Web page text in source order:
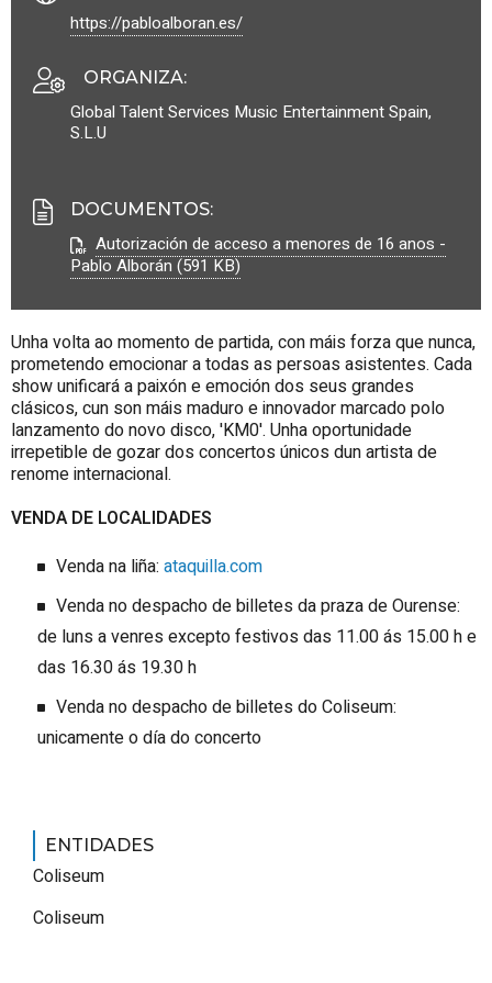
https://pabloalboran.es/
ORGANIZA:
Global Talent Services Music Entertainment Spain,
S.L.U
DOCUMENTOS:
Autorización de acceso a menores de 16 anos -
Pablo Alborán (591 KB)
Unha volta ao momento de partida, con máis forza que nunca,
prometendo emocionar a todas as persoas asistentes. Cada
show unificará a paixón e emoción dos seus grandes
clásicos, cun son máis maduro e innovador marcado polo
lanzamento do novo disco, 'KM0'. Unha oportunidade
irrepetible de gozar dos concertos únicos dun artista de
renome internacional.
VENDA DE LOCALIDADES
Venda na liña: ataquilla.com
Venda no despacho de billetes da praza de Ourense:
de luns a venres excepto festivos das 11.00 ás 15.00 h e
das 16.30 ás 19.30 h
Venda no despacho de billetes do Coliseum:
unicamente o día do concerto
ENTIDADES
Coliseum
Coliseum